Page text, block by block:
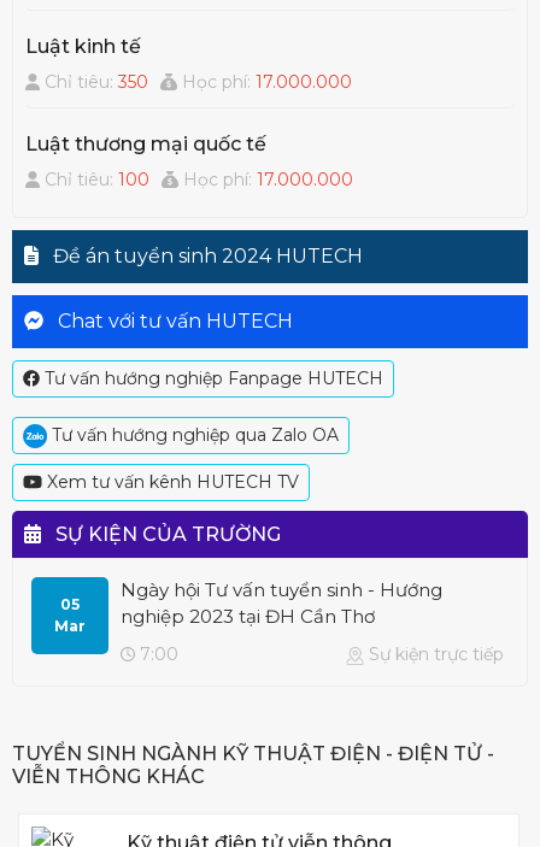
Luật kinh tế
Chỉ tiêu:350 Học phí:17.000.000
Luật thương mại quốc tế
Chỉ tiêu:100 Học phí:17.000.000
Đề án tuyển sinh 2024 HUTECH
Chat với tư vấn HUTECH
Tư vấn hướng nghiệp Fanpage HUTECH
Tư vấn hướng nghiệp qua Zalo OA
Xem tư vấn kênh HUTECH TV
SỰ KIỆN CỦA TRƯỜNG
05
Mar
Ngày hội Tư vấn tuyển sinh - Hướng
nghiệp 2023 tại ĐH Cần Thơ
7:00 Sự kiện trực tiếp
TUYỂN SINH NGÀNH KỸ THUẬT ĐIỆN - ĐIỆN TỬ -
VIỄN THÔNG KHÁC